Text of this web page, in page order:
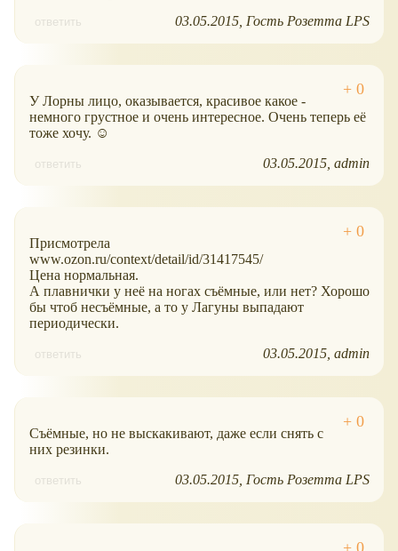
ответить 03.05.2015 Гость Розетта LPS
У Лорны лицо, оказывается, красивое какое -
немного грустное и очень интересное. Очень теперь её
тоже хочу. ☺
ответить 03.05.2015 admin
Присмотрела
www.ozon.ru/context/detail/id/31417545/
Цена нормальная.
А плавнички у неё на ногах съёмные, или нет? Хорошо
бы чтоб несъёмные, а то у Лагуны выпадают
периодически.
ответить 03.05.2015 admin
Съёмные, но не выскакивают, даже если снять с
них резинки.
ответить 03.05.2015 Гость Розетта LPS